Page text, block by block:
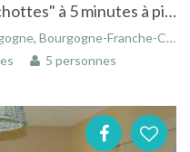
Chambres d'hôtes "Les Planchottes" à 5 minutes à pieds de l'Hôtel-Dieu
Franche-Comté, France
5 personnes